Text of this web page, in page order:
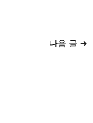
다음 글 →